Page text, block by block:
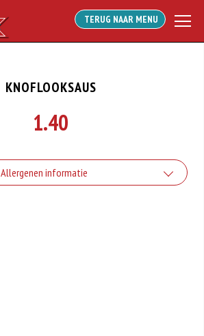
TERUG NAAR MENU
KNOFLOOKSAUS
1.40
Allergenen informatie